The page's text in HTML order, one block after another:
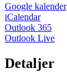
Google kalender
iCalendar
Outlook 365
Outlook Live
Detaljer